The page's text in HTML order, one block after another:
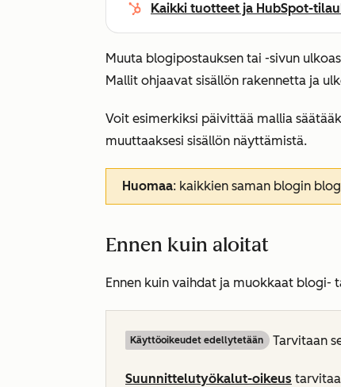
Kaikki tuotteet ja HubSpot-
Muuta blogipostauksen tai -sivun
Mallit ohjaavat sisällön rakennetta ja
Voit esimerkiksi päivittää mallia
muuttaaksesi sisällön näyttämistä.
Huomaa: kaikkien saman blogin
Ennen kuin aloitat
Ennen kuin vaihdat ja muokkaat blogi-
Käyttöoikeudet edellytetään Tarvitaan
Suunnittelutyökalut-oikeus